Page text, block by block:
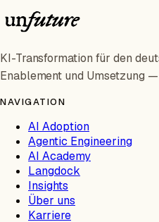
KI-Transformation für den
Enablement und Umsetzung
NAVIGATION
AI Adoption
Agentic Engineering
AI Academy
Langdock
Insights
Über uns
Karriere